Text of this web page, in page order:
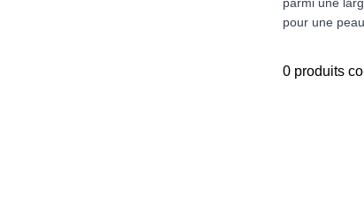
pour une
0 produits